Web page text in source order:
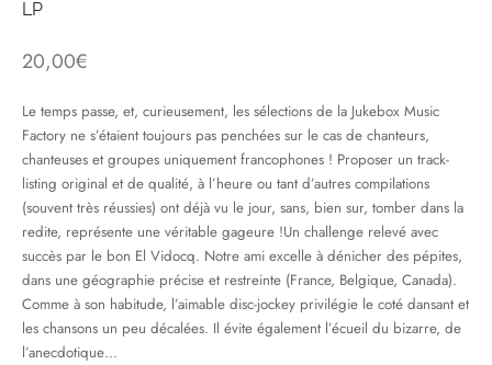
LP
20,00€
Le temps passe, et, curieusement, les sélections de la Jukebox Music
Factory ne s’étaient toujours pas penchées sur le cas de chanteurs,
chanteuses et groupes uniquement francophones ! Proposer un track-
listing original et de qualité, à l’heure ou tant d’autres compilations
(souvent très réussies) ont déjà vu le jour, sans, bien sur, tomber dans la
redite, représente une véritable gageure !Un challenge relevé avec
succès par le bon El Vidocq. Notre ami excelle à dénicher des pépites,
dans une géographie précise et restreinte (France, Belgique, Canada).
Comme à son habitude, l’aimable disc-jockey privilégie le coté dansant et
les chansons un peu décalées. Il évite également l’écueil du bizarre, de
l’anecdotique…
HIP-HOP
MUSIQUES IMPROVISEES
DU MONDE
CLASSIQUE
DAY 2025